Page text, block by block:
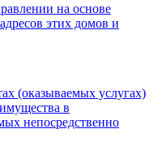
на основе
этих домов и
(оказываемых услугах)
в
непосредственно